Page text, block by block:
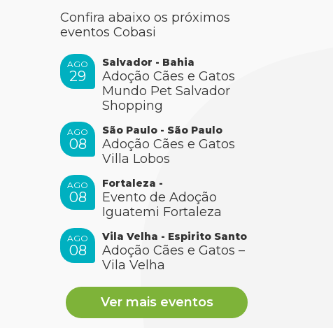
Confira abaixo os próximos
eventos Cobasi
AGO
29
Salvador - Bahia
Adoção Cães e Gatos
Mundo Pet Salvador
Shopping
AGO
08
São Paulo - São Paulo
Adoção Cães e Gatos
Villa Lobos
AGO
08
Fortaleza -
Evento de Adoção
Iguatemi Fortaleza
AGO
08
Vila Velha - Espirito Santo
Adoção Cães e Gatos –
Vila Velha
Ver mais eventos